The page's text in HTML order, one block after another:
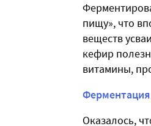
пищу», что
веществ
кефир
витамины,
Оказалось,